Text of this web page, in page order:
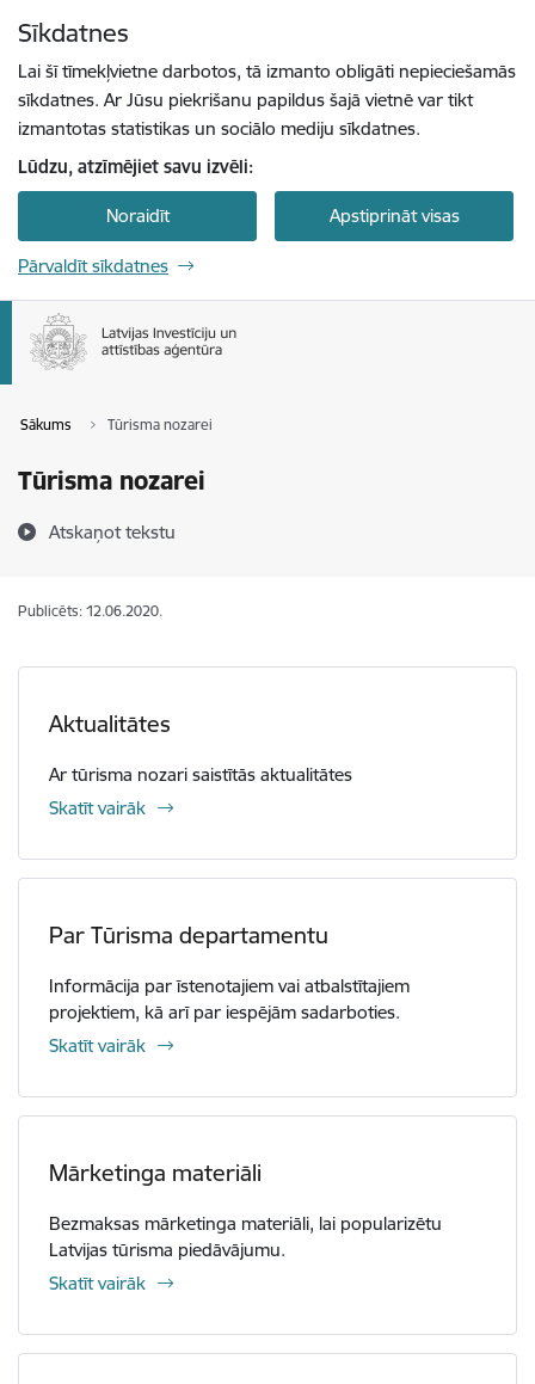
Sīkdatnes
Lai šī tīmekļvietne darbotos, tā izmanto obligāti nepieciešamās
sīkdatnes. Ar Jūsu piekrišanu papildus šajā vietnē var tikt
izmantotas statistikas un sociālo mediju sīkdatnes.
Lūdzu, atzīmējiet savu izvēli:
Noraidīt Apstiprināt visas
Pārvaldīt sīkdatnes
Sākums Tūrisma nozarei
Tūrisma nozarei
Atskaņot tekstu
Publicēts: 12.06.2020.
Aktualitātes
Ar tūrisma nozari saistītās aktualitātes
Skatīt vairāk
Par Tūrisma departamentu
Informācija par īstenotajiem vai atbalstītajiem
projektiem, kā arī par iespējām sadarboties.
Skatīt vairāk
Mārketinga materiāli
Bezmaksas mārketinga materiāli, lai popularizētu
Latvijas tūrisma piedāvājumu.
Skatīt vairāk